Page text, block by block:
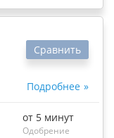
Подробнее
Сравнить
от 5 минут
Одобрение